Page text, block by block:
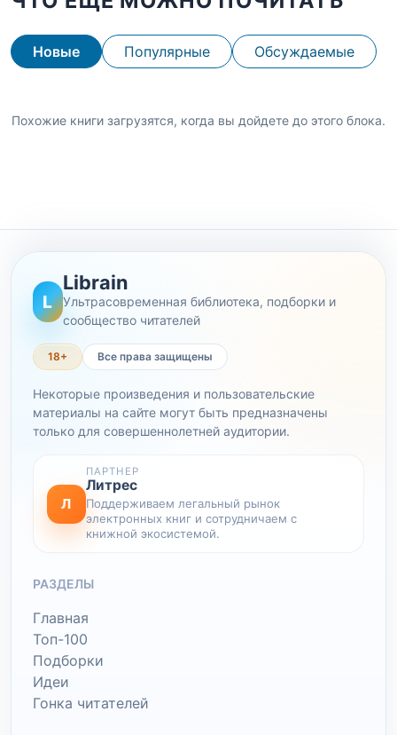
Новые Популярные Обсуждаемые
Похожие книги загрузятся, когда вы дойдете до этого блока.
L
Librain
Ультрасовременная библиотека, подборки и
сообщество читателей
18+ Все права защищены
Некоторые произведения и пользовательские
материалы на сайте могут быть предназначены
только для совершеннолетней аудитории.
Л
ПАРТНЕР
Литрес
Поддерживаем легальный рынок
электронных книг и сотрудничаем с
книжной экосистемой.
РАЗДЕЛЫ
Главная
Топ-100
Подборки
Идеи
Гонка читателей